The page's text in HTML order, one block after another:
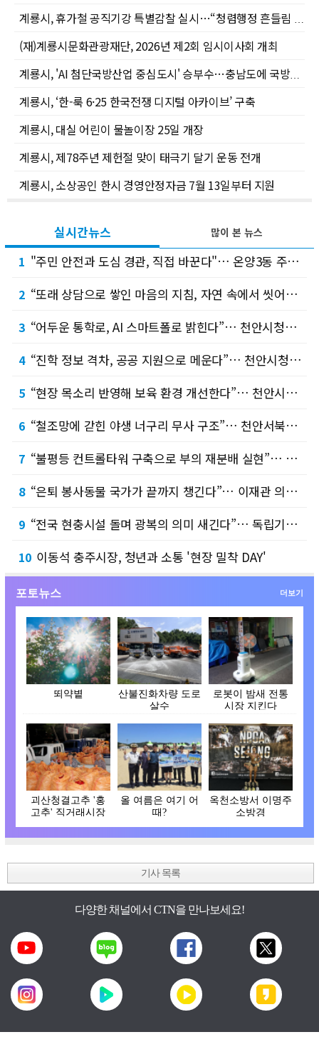
(재)계룡시문화관광재단, 2026년 제2회 임시이사회 개최
계룡시, 'AI 첨단국방산업 중심도시' 승부수…충남도에 국방산단 조성 지원 공식 건의
계룡시, ‘한-룩 6·25 한국전쟁 디지털 아카이브’ 구축
계룡시, 대실 어린이 물놀이장 25일 개장
계룡시, 제78주년 제헌절 맞이 태극기 달기 운동 전개
계룡시, 소상공인 한시 경영안정자금 7월 13일부터 지원
실시간뉴스
1 "주민 안전과 도심 경관, 직접 바꾼다"… 온양3동 주민참여예산 제안 의제 눈길 !
2 “또래 상담으로 쌓인 마음의 지침, 자연 속에서 씻어내요”… 천안솔리언또래상담자연합회, 소…
3 “어두운 통학로, AI 스마트폴로 밝힌다”… 천안시청소년수련관 ‘상송라별’, 청소년예산정책…
4 “진학 정보 격차, 공공 지원으로 메운다”… 천안시청소년복합커뮤니티센터 청소년운영위원회 ‘…
5 “현장 목소리 반영해 보육 환경 개선한다”… 천안시의회 정선희 복지문화위원장, 가정어린이집…
6 “철조망에 갇힌 야생 너구리 무사 구조”… 천안서북소방서, 신속한 출동으로 따뜻한 보람 전…
7 “불평등 컨트롤타워 구축으로 부의 재분배 실현”… 문진석·황운하 의원, 「불평등 대응 특별…
8 “은퇴 봉사동물 국가가 끝까지 챙긴다”… 이재관 의원, 「동물보호법 일부개정법률안」 2건 …
9 “전국 현충시설 돌며 광복의 의미 새긴다”… 독립기념관, 광복절 맞아 ‘기억체크인’ 스탬프…
10 이동석 충주시장, 청년과 소통 '현장 밀착 DAY'
많이 본 뉴스
포토뉴스 더보기
뙤약볕
산불진화차량 도로
살수
로봇이 밤새 전통
시장 지킨다
괴산청결고추 '홍
고추' 직거래시장
개장
올 여름은 여기 어
때?
옥천소방서 이명주
소방경
기사 목록
다양한 채널에서 CTN을 만나보세요!